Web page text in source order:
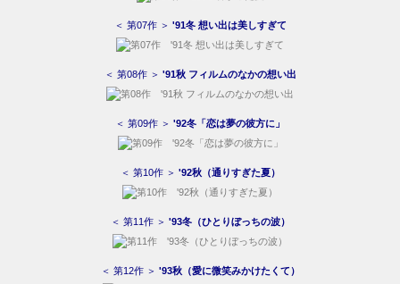
＜ 第07作 ＞ '91冬 想い出は美しすぎて
＜ 第08作 ＞ '91秋 フィルムのなかの想い出
＜ 第09作 ＞ '92冬「恋は夢の彼方に」
＜ 第10作 ＞ '92秋（通りすぎた夏）
＜ 第11作 ＞ '93冬（ひとりぼっちの波）
＜ 第12作 ＞ '93秋（愛に微笑みかけたくて）